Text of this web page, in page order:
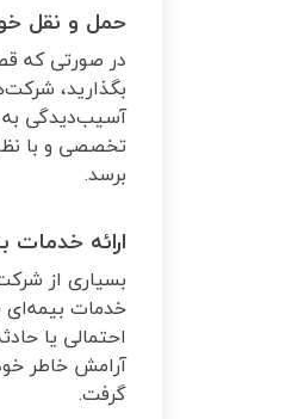
حمل و نقل
در صورتی که
بگذارید،
آسیب‌دیدگی به
تخصصی و با
برسد.
ارائه خدمات
بسیاری از
خدمات بیمه‌ای
احتمالی یا
آرامش خاطر
گرفت.